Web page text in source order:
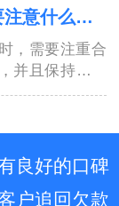
等多个因素。
确的判断。希
宜兴要账公司服务需要注意什么？8种方式讨债值得了解！
，需要注重合
并且保持诚信
信任和支持。
的大都市，追
良好的口碑
户追回欠款